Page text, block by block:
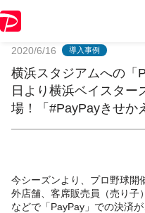
2020/6/16 導入事例
横浜スタジアムへの「
日より横浜ベイスター
場！「#PayPayきせか
今シーズンより、プロ野球開
外店舗、客席販売員（売り子
などで「PayPay」での決済